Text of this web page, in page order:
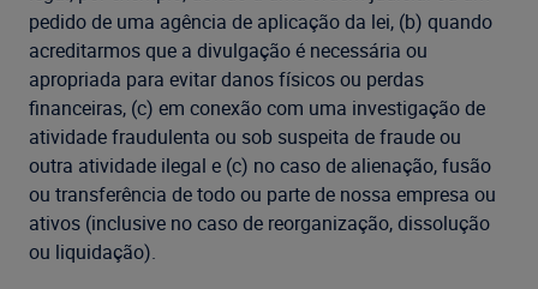
pedido de uma agência de aplicação da lei, (b) quando
acreditarmos que a divulgação é necessária ou
apropriada para evitar danos físicos ou perdas
financeiras, (c) em conexão com uma investigação de
atividade fraudulenta ou sob suspeita de fraude ou
outra atividade ilegal e (c) no caso de alienação, fusão
ou transferência de todo ou parte de nossa empresa ou
ativos (inclusive no caso de reorganização, dissolução
ou liquidação).